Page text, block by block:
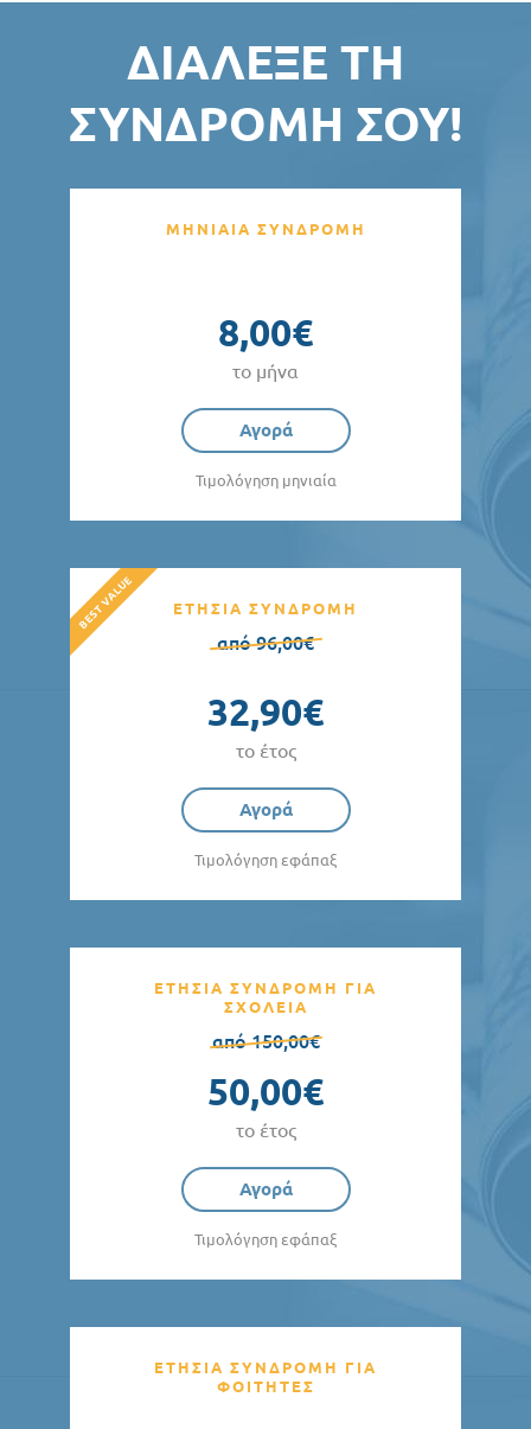
ΔΙΆΛΕΞΕ ΤΗ
ΣΥΝΔΡΟΜΉ ΣΟΥ!
ΜΗΝΙΑΙΑ ΣΥΝΔΡΟΜΗ
8,00€
το μήνα
Αγορά
Τιμολόγηση μηνιαία
ΕΤΗΣΙΑ ΣΥΝΔΡΟΜΗ
από 96,00€
32,90€
το έτος
Αγορά
Τιμολόγηση εφάπαξ
ΕΤΗΣΙΑ ΣΥΝΔΡΟΜΗ ΓΙΑ
ΣΧΟΛΕΙΑ
από 150,00€
50,00€
το έτος
Αγορά
Τιμολόγηση εφάπαξ
ΕΤΗΣΙΑ ΣΥΝΔΡΟΜΗ ΓΙΑ
ΦΟΙΤΗΤΕΣ